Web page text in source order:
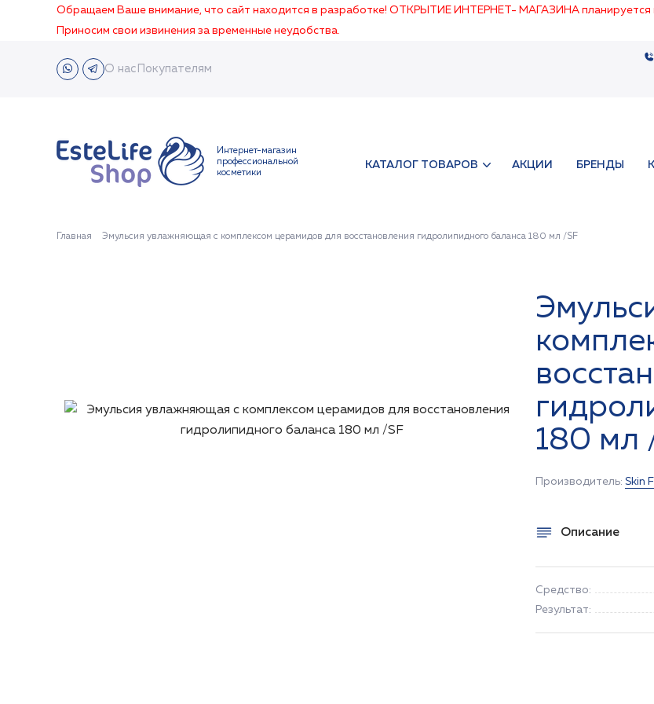
Обращаем Ваше внимание, что сайт находится в разработке! ОТКРЫТИЕ ИНТЕРНЕТ- МАГАЗИНА планируется
Приносим свои извинения за временные неудобства.
О нас Покупателям
Интернет-магазин
профессиональной
косметики
КАТАЛОГ ТОВАРОВ АКЦИИ БРЕНДЫ
Главная Эмульсия увлажняющая с комплексом церамидов для восстановления гидролипидного баланса 180 мл /SF
180 мл
Производитель: Skin
Описание
Средство:
Результат: